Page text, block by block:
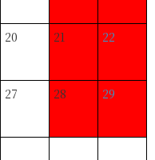
20 21 22
27 28 29